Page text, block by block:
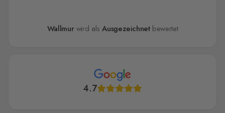
Wallmur wird alsAusgezeichnetbewertet
4.7